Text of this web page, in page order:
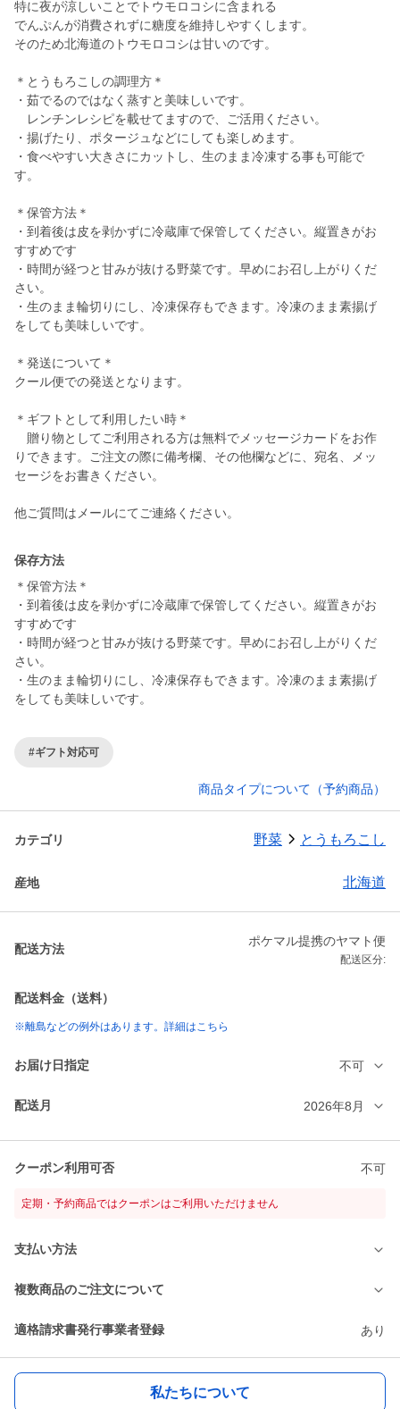
特に夜が涼しいことでトウモロコシに含まれる
でんぷんが消費されずに糖度を維持しやすくします。
そのため北海道のトウモロコシは甘いのです。
＊とうもろこしの調理方＊
・茹でるのではなく蒸すと美味しいです。
レンチンレシピを載せてますので、ご活用ください。
・揚げたり、ポタージュなどにしても楽しめます。
・食べやすい大きさにカットし、生のまま冷凍する事も可能で
す。
＊保管方法＊
・到着後は皮を剥かずに冷蔵庫で保管してください。縦置きがお
すすめです
・時間が経つと甘みが抜ける野菜です。早めにお召し上がりくだ
さい。
・生のまま輪切りにし、冷凍保存もできます。冷凍のまま素揚げ
をしても美味しいです。
＊発送について＊
クール便での発送となります。
＊ギフトとして利用したい時＊
贈り物としてご利用される方は無料でメッセージカードをお作
りできます。ご注文の際に備考欄、その他欄などに、宛名、メッ
セージをお書きください。
他ご質問はメールにてご連絡ください。
保存方法
＊保管方法＊
・到着後は皮を剥かずに冷蔵庫で保管してください。縦置きがお
すすめです
・時間が経つと甘みが抜ける野菜です。早めにお召し上がりくだ
さい。
・生のまま輪切りにし、冷凍保存もできます。冷凍のまま素揚げ
をしても美味しいです。
#ギフト対応可
商品タイプについて（予約商品）
カテゴリ 野菜 とうもろこし
産地 北海道
配送方法
ポケマル提携のヤマト便
配送区分:
配送料金（送料）
※離島などの例外はあります。詳細はこちら
お届け日指定 不可
配送月 2026年8月
クーポン利用可否 不可
定期・予約商品ではクーポンはご利用いただけません
支払い方法
複数商品のご注文について
適格請求書発行事業者登録 あり
私たちについて